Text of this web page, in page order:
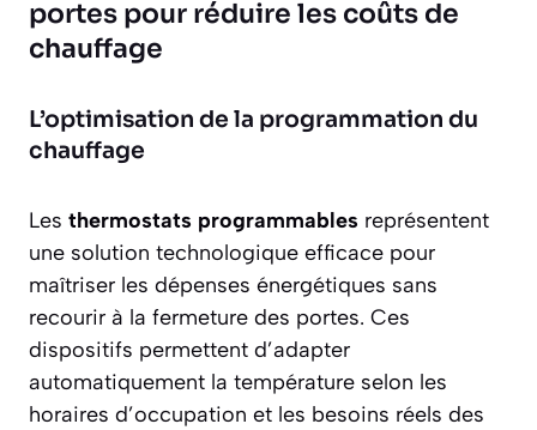
portes pour réduire les coûts de
chauffage
L’optimisation de la programmation du
chauffage
Les thermostats programmables représentent
une solution technologique efficace pour
maîtriser les dépenses énergétiques sans
recourir à la fermeture des portes. Ces
dispositifs permettent d’adapter
automatiquement la température selon les
horaires d’occupation et les besoins réels des